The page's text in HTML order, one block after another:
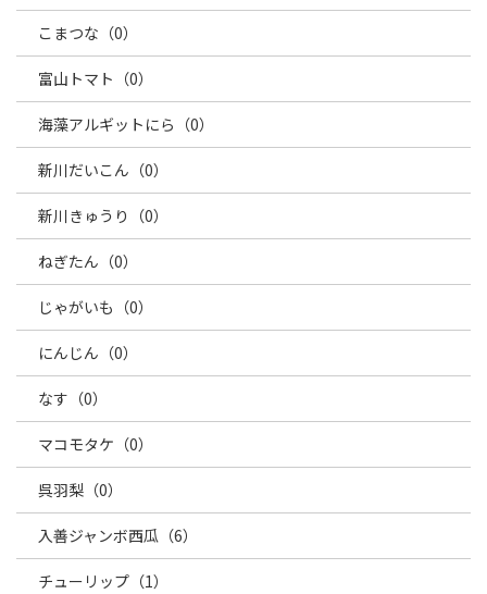
こまつな（0）
富山トマト（0）
海藻アルギットにら（0）
新川だいこん（0）
新川きゅうり（0）
ねぎたん（0）
じゃがいも（0）
にんじん（0）
なす（0）
マコモタケ（0）
呉羽梨（0）
入善ジャンボ西瓜（6）
チューリップ（1）